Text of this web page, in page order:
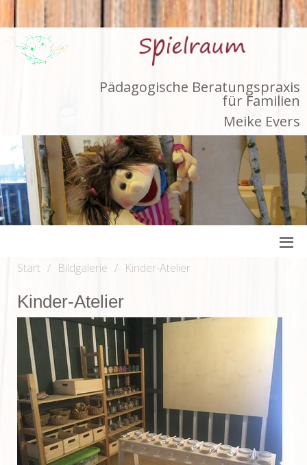
Pädagogische Beratungspraxis
für Familien
Meike Evers
Start Bildgalerie Kinder-Atelier
Kinder-Atelier